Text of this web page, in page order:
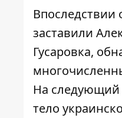
заставили
Гусаровка,
На следующий
тело